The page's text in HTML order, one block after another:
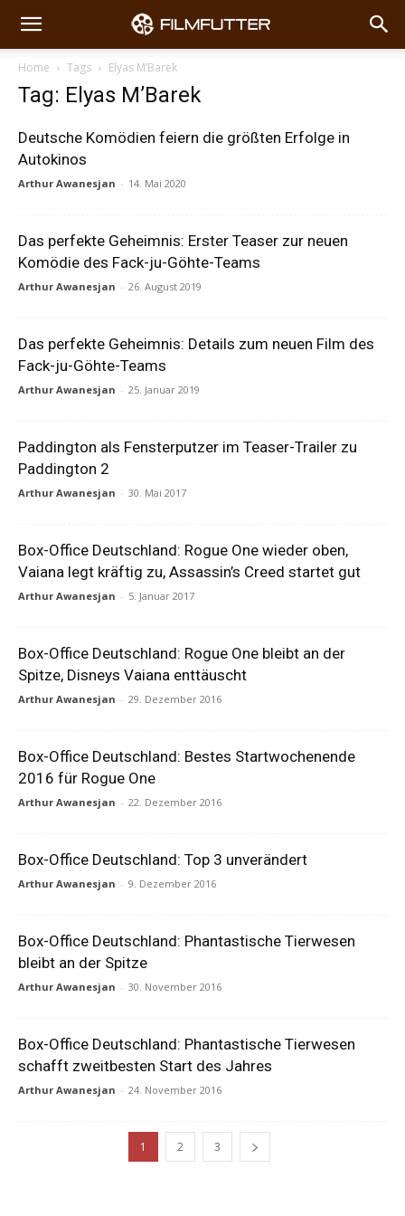
Home Tags Elyas M’Barek
Tag: Elyas M’Barek
Deutsche Komödien feiern die größten Erfolge in
Autokinos
Arthur Awanesjan - 14. Mai 2020
Das perfekte Geheimnis: Erster Teaser zur neuen
Komödie des Fack-ju-Göhte-Teams
Arthur Awanesjan - 26. August 2019
Das perfekte Geheimnis: Details zum neuen Film des
Fack-ju-Göhte-Teams
Arthur Awanesjan - 25. Januar 2019
Paddington als Fensterputzer im Teaser-Trailer zu
Paddington 2
Arthur Awanesjan - 30. Mai 2017
Box-Office Deutschland: Rogue One wieder oben,
Vaiana legt kräftig zu, Assassin’s Creed startet gut
Arthur Awanesjan - 5. Januar 2017
Box-Office Deutschland: Rogue One bleibt an der
Spitze, Disneys Vaiana enttäuscht
Arthur Awanesjan - 29. Dezember 2016
Box-Office Deutschland: Bestes Startwochenende
2016 für Rogue One
Arthur Awanesjan - 22. Dezember 2016
Box-Office Deutschland: Top 3 unverändert
Arthur Awanesjan - 9. Dezember 2016
Box-Office Deutschland: Phantastische Tierwesen
bleibt an der Spitze
Arthur Awanesjan - 30. November 2016
Box-Office Deutschland: Phantastische Tierwesen
schafft zweitbesten Start des Jahres
Arthur Awanesjan - 24. November 2016
1 2 3